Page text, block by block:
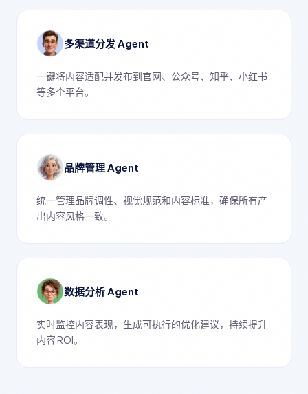
多渠道分发 Agent
一键将内容适配并发布到官网、公众号、知乎、小红书
等多个平台。
品牌管理 Agent
统一管理品牌调性、视觉规范和内容标准，确保所有产
出内容风格一致。
数据分析 Agent
实时监控内容表现，生成可执行的优化建议，持续提升
内容 ROI。